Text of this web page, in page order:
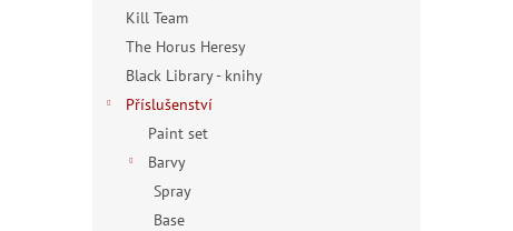
Kill Team
The Horus Heresy
Black Library - knihy
Příslušenství
Paint set
Barvy
Spray
Base